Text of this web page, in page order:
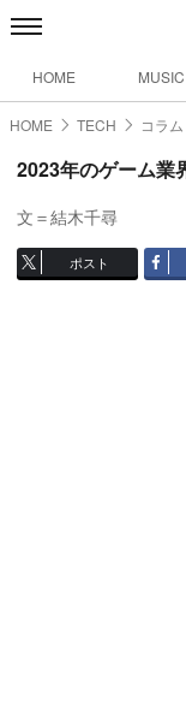
HOME MUSIC
HOME TECH コラム
2023年のゲーム
文＝結木千尋
ポスト